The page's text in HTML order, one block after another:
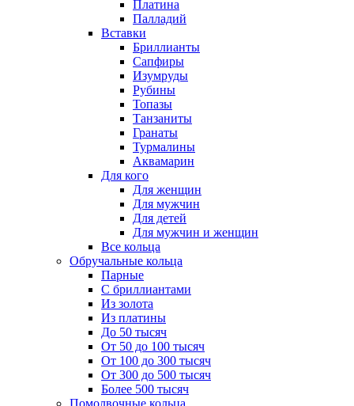
Платина
Палладий
Вставки
Бриллианты
Сапфиры
Изумруды
Рубины
Топазы
Танзаниты
Гранаты
Турмалины
Аквамарин
Для кого
Для женщин
Для мужчин
Для детей
Для мужчин и женщин
Все кольца
Обручальные кольца
Парные
С бриллиантами
Из золота
Из платины
До 50 тысяч
От 50 до 100 тысяч
От 100 до 300 тысяч
От 300 до 500 тысяч
Более 500 тысяч
Помолвочные кольца